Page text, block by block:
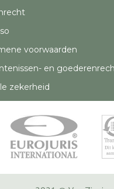
voorwaarden
en
zekerheid